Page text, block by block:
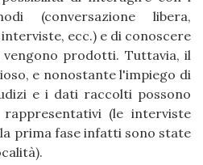
(conversazione libera,
ecc.) e di conoscere
prodotti. Tuttavia, il
e nonostante l'impiego di
e i dati raccolti possono
(le interviste
prima fase infatti sono state